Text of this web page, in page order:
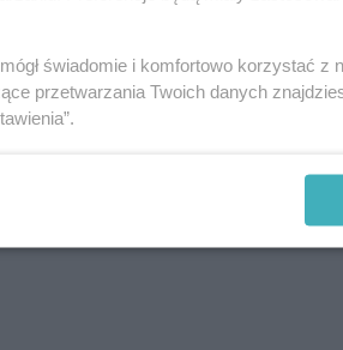
konkursowe oraz spotkania z
ważnym elementem
skierowane do
świadomie i komfortowo korzystać z
przetwarzania Twoich danych